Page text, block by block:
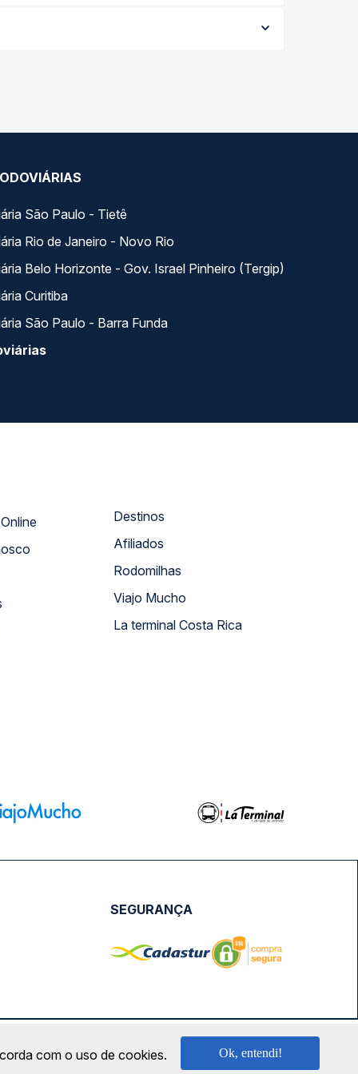
garante a melhor oferta para o seu roteiro.
São Paulo - Tietê
Rio de Janeiro - Novo Rio
Belo Horizonte - Gov. Israel Pinheiro (Tergip)
Curitiba
São Paulo - Barra Funda
Atendimento Online
Destinos
Afiliados
Rodomilhas
Viajo Mucho
La terminal Costa Rica
SEGURANÇA
0001-57 | saconibus@queropassagem.com.br
com o uso de cookies. Ok, entendi!